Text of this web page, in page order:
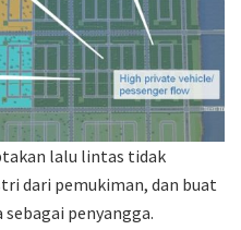
lalu lintas tidak
dari pemukiman, dan buat
penyangga.